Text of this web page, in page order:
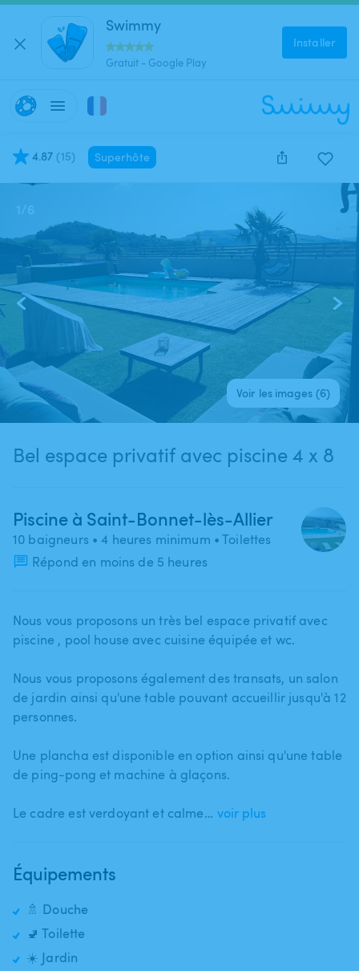
Swimmy
Gratuit - Google Play
Installer
4.87 (15) Superhôte
1/6
Voir les images (6)
Bel espace privatif avec piscine 4 x 8
Piscine à Saint-Bonnet-lès-Allier
10 baigneurs • 4 heures minimum • Toilettes
Répond en moins de 5 heures
Nous vous proposons un très bel espace privatif avec
piscine ​,​ pool house avec cuisine équipée et wc.
Nous vous proposons également des transats​,​ un salon
de jardin ainsi qu'une table pouvant accueillir jusqu'à 12
personnes.
Une plancha est disponible en option ainsi qu'une table
de ping-pong et machine à glaçons.
Le cadre est verdoyant et calme… voir plus
Équipements
🚿 Douche
🚽 Toilette
☀️ Jardin